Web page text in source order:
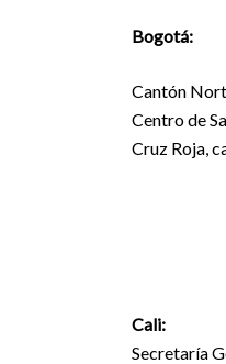
Bogotá:
Cantón
Centro de
Cruz Roja,
Cali:
Secretaría